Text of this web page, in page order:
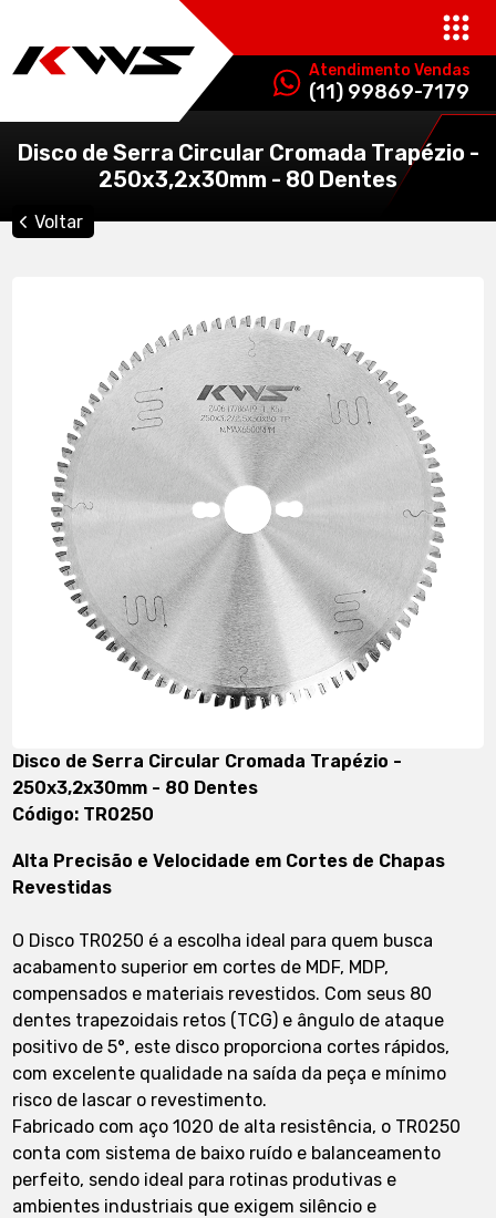
Atendimento Vendas
(11) 99869-7179
Disco de Serra Circular Cromada Trapézio -
250x3,2x30mm - 80 Dentes
Voltar
Disco de Serra Circular Cromada Trapézio -
250x3,2x30mm - 80 Dentes
Código: TR0250
Alta Precisão e Velocidade em Cortes de Chapas
Revestidas
O Disco TR0250 é a escolha ideal para quem busca
acabamento superior em cortes de MDF, MDP,
compensados e materiais revestidos. Com seus 80
dentes trapezoidais retos (TCG) e ângulo de ataque
positivo de 5°, este disco proporciona cortes rápidos,
com excelente qualidade na saída da peça e mínimo
risco de lascar o revestimento.
Fabricado com aço 1020 de alta resistência, o TR0250
conta com sistema de baixo ruído e balanceamento
perfeito, sendo ideal para rotinas produtivas e
ambientes industriais que exigem silêncio e